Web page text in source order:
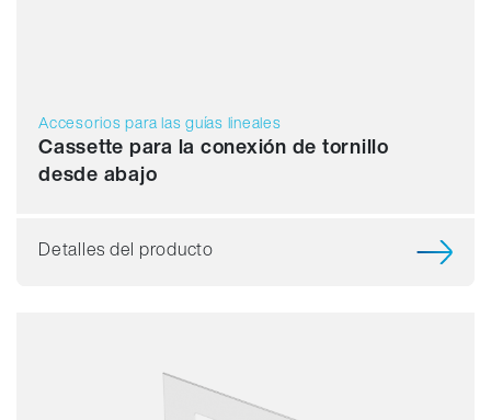
Accesorios para las guías lineales
Cassette para la conexión de tornillo
desde abajo
Detalles del producto